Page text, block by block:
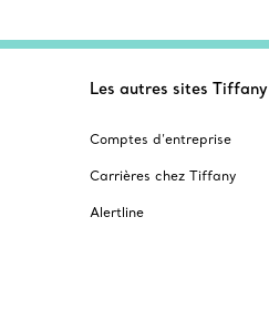
Les autres sites Tiffany
Comptes d’entreprise
Carrières chez Tiffany
Alertline